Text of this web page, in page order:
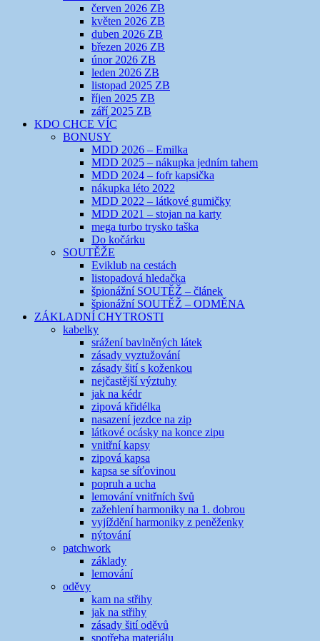
červen 2026 ZB
květen 2026 ZB
duben 2026 ZB
březen 2026 ZB
únor 2026 ZB
leden 2026 ZB
listopad 2025 ZB
říjen 2025 ZB
září 2025 ZB
KDO CHCE VÍC
BONUSY
MDD 2026 – Emilka
MDD 2025 – nákupka jedním tahem
MDD 2024 – fofr kapsička
nákupka léto 2022
MDD 2022 – látkové gumičky
MDD 2021 – stojan na karty
mega turbo trysko taška
Do kočárku
SOUTĚŽE
Eviklub na cestách
listopadová hledačka
špionážní SOUTĚŽ – článek
špionážní SOUTĚŽ – ODMĚNA
ZÁKLADNÍ CHYTROSTI
kabelky
srážení bavlněných látek
zásady vyztužování
zásady šití s koženkou
nejčastější výztuhy
jak na kédr
zipová křidélka
nasazení jezdce na zip
látkové ocásky na konce zipu
vnitřní kapsy
zipová kapsa
kapsa se síťovinou
popruh a ucha
lemování vnitřních švů
zažehlení harmoniky na 1. dobrou
vyjíždění harmoniky z peněženky
nýtování
patchwork
základy
lemování
oděvy
kam na střihy
jak na střihy
zásady šití oděvů
spotřeba materiálu